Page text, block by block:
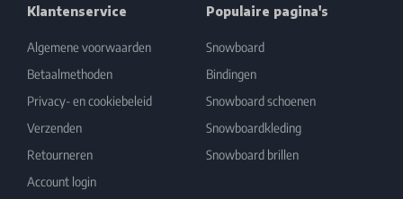
Klantenservice
Algemene voorwaarden
Betaalmethoden
Privacy- en cookiebeleid
Verzenden
Retourneren
Account login
Populaire pagina's
Snowboard
Bindingen
Snowboard schoenen
Snowboardkleding
Snowboard brillen